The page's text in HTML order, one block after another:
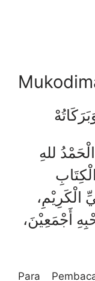
للهِ
الْكَرِيْمِ،
أَجْمَعِيْنَ،
Para